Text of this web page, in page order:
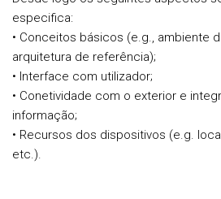
especifica:
• Conceitos básicos (e.g., ambiente
arquitetura de referência);
• Interface com utilizador;
• Conetividade com o exterior e
informação;
• Recursos dos dispositivos (e.g.
etc.).